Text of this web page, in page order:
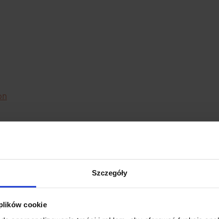
Szczegóły
cookie